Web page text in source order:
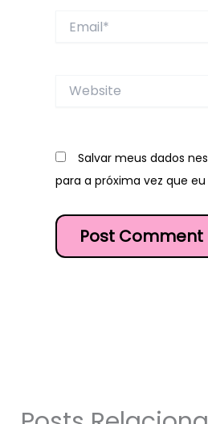
Website
Salvar meus dados
para a próxima vez que